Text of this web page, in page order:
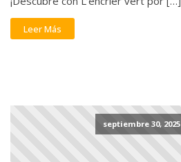
Leer Más
septiembre 30, 2025